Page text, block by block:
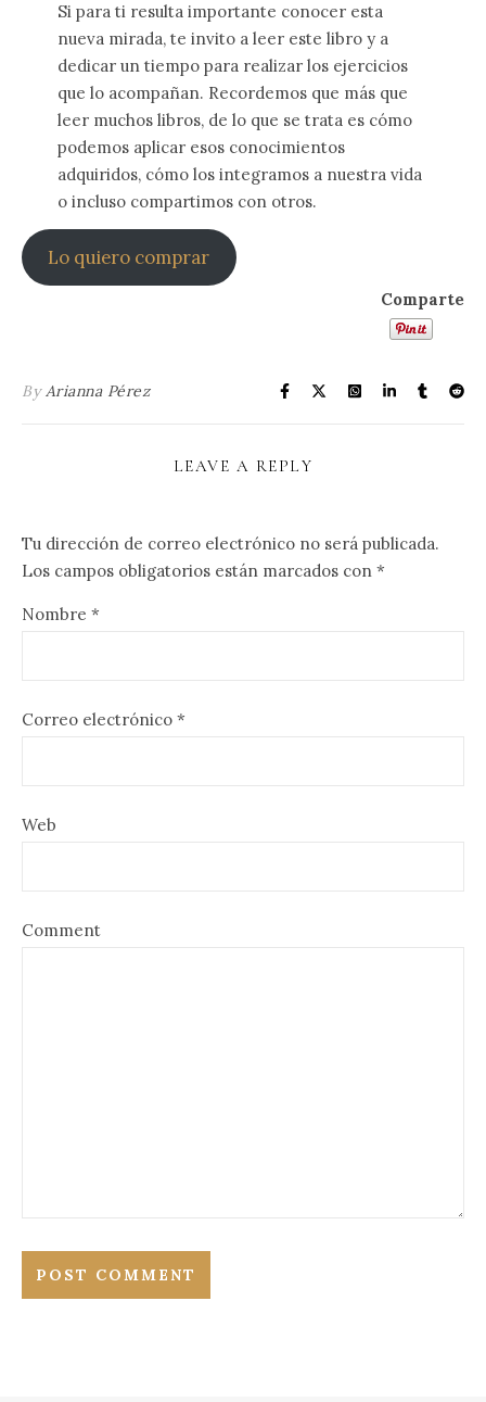
Si para ti resulta importante conocer esta
nueva mirada, te invito a leer este libro y a
dedicar un tiempo para realizar los ejercicios
que lo acompañan. Recordemos que más que
leer muchos libros, de lo que se trata es cómo
podemos aplicar esos conocimientos
adquiridos, cómo los integramos a nuestra vida
o incluso compartimos con otros.
Lo quiero comprar
Comparte
ByArianna Pérez
LEAVE A REPLY
Tu dirección de correo electrónico no será publicada.
Los campos obligatorios están marcados con *
Nombre *
Correo electrónico *
Web
Comment